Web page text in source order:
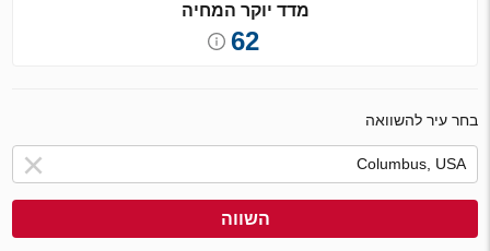
מדד יוקר המחיה
62
בחר עיר להשוואה
השווה